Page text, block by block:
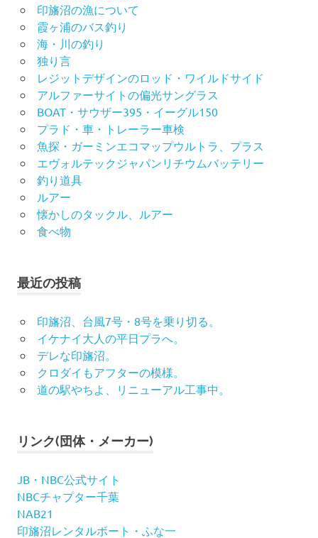
印旛沼の漁について
霞ヶ浦のバス釣り
海・川の釣り
独り言
レジットデザインのロッド・ワイルドサイド
アルファーサイトの偏光サングラス
BOAT・サウザー395・イーグル150
プラド・車・トレーラー車検
魚探・ガーミンエコマップウルトラ、プラス
エヴォルテックジャパンリチウムバッテリー
釣り道具
ルアー
懐かしのタックル、ルアー
食べ物
最近の投稿
印旛沼、台風7号・8号を乗り切る。
イケナイ大人の平日プラへ。
デレな印旛沼。
クロダイもアフターの模様。
道の駅やちよ、リニューアル工事中。
リンク(団体・メーカー)
JB・NBC公式サイト
NBCチャプター千葉
NAB21
印旛沼レンタルボート・ふな一